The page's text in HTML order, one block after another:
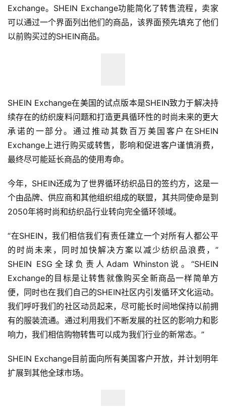
首
页
全
球
开
店
跨
境
百
科
社
媒
营
销
跨
境
Exchange。SHEIN Exchange功能简化了转售流程，卖家
可以通过一个界面列出他们的商品，该界面预先填充了他们
以前购买过的SHEIN商品。
SHEIN Exchange在美国的试点版本是SHEIN致力于解决持
续存在的纺织废料问题和打造更具循环性的时尚未来的更大
承诺的一部分。通过推动其数百万美国客户在SHEIN
Exchange上进行购买或转售，影响和促进客户谨慎消费，
最终尽可能延长商品的使用寿命。
今年，SHEIN还成为了世界循环纺织品日的签约方，这是一
个由品牌、供应商和其他组织组成的联盟，其共同使命是到
2050年将时尚和纺织品行业转向完全循环领域。
“在SHEIN，我们相信我们有责任建立一个对所有人都公平
的时尚未来，同时加快解决方案以减少纺织品浪费，”
SHEIN ESG全球负责人Adam Whinston说。“SHEIN
Exchange的目标是让转售就像购买全新商品一样简单方
便，同时也在我们自己的SHEIN社区内引发循环文化运动。
我们呼吁我们的社区动员起来，尽可能长时间地保持以前拥
有的服装流通。通过利用我们不断发展的社区的影响力和影
响力，我们相信购物转售可以成为我们行业的新常态。”
SHEIN Exchange目前面向所有美国客户开放，并计划明年
扩展到其他全球市场。